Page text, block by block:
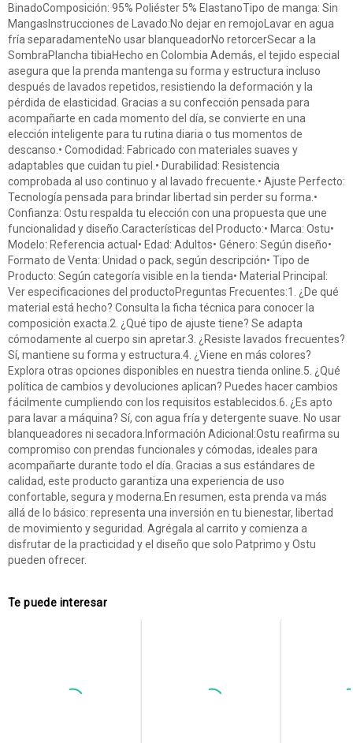
BinadoComposición: 95% Poliéster 5% ElastanoTipo de manga: Sin
MangasInstrucciones de Lavado:No dejar en remojoLavar en agua
fría separadamenteNo usar blanqueadorNo retorcerSecar a la
SombraPlancha tibiaHecho en Colombia Además, el tejido especial
asegura que la prenda mantenga su forma y estructura incluso
después de lavados repetidos, resistiendo la deformación y la
pérdida de elasticidad. Gracias a su confección pensada para
acompañarte en cada momento del día, se convierte en una
elección inteligente para tu rutina diaria o tus momentos de
descanso.• Comodidad: Fabricado con materiales suaves y
adaptables que cuidan tu piel.• Durabilidad: Resistencia
comprobada al uso continuo y al lavado frecuente.• Ajuste Perfecto:
Tecnología pensada para brindar libertad sin perder su forma.•
Confianza: Ostu respalda tu elección con una propuesta que une
funcionalidad y diseño.Características del Producto:• Marca: Ostu•
Modelo: Referencia actual• Edad: Adultos• Género: Según diseño•
Formato de Venta: Unidad o pack, según descripción• Tipo de
Producto: Según categoría visible en la tienda• Material Principal:
Ver especificaciones del productoPreguntas Frecuentes:1. ¿De qué
material está hecho? Consulta la ficha técnica para conocer la
composición exacta.2. ¿Qué tipo de ajuste tiene? Se adapta
cómodamente al cuerpo sin apretar.3. ¿Resiste lavados frecuentes?
Sí, mantiene su forma y estructura.4. ¿Viene en más colores?
Explora otras opciones disponibles en nuestra tienda online.5. ¿Qué
política de cambios y devoluciones aplican? Puedes hacer cambios
fácilmente cumpliendo con los requisitos establecidos.6. ¿Es apto
para lavar a máquina? Sí, con agua fría y detergente suave. No usar
blanqueadores ni secadora.Información Adicional:Ostu reafirma su
compromiso con prendas funcionales y cómodas, ideales para
acompañarte durante todo el día. Gracias a sus estándares de
calidad, este producto garantiza una experiencia de uso
confortable, segura y moderna.En resumen, esta prenda va más
allá de lo básico: representa una inversión en tu bienestar, libertad
de movimiento y seguridad. Agrégala al carrito y comienza a
disfrutar de la practicidad y el diseño que solo Patprimo y Ostu
pueden ofrecer.
Te puede interesar